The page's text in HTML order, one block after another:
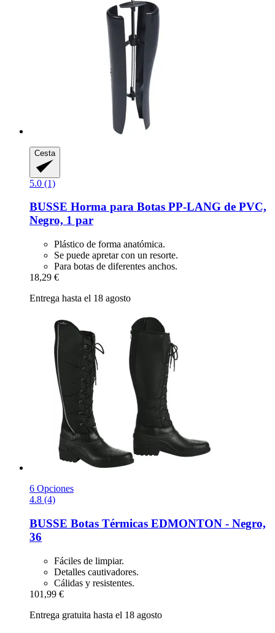
Cesta
5.0 (1)
BUSSE Horma para Botas PP-​LANG de PVC,
Negro, 1 par
Plástico de forma anatómica.
Se puede apretar con un resorte.
Para botas de diferentes anchos.
18,29 €
Entrega hasta el 18 agosto
6 Opciones
4.8 (4)
BUSSE Botas Térmicas EDMONTON -​ Negro,
36
Fáciles de limpiar.
Detalles cautivadores.
Cálidas y resistentes.
101,99 €
Entrega gratuita hasta el 18 agosto